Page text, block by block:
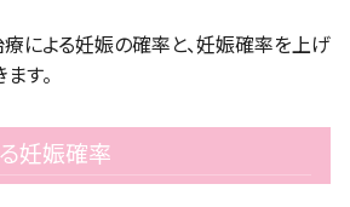
による妊娠の確率と、妊娠確率を上げ
す。
妊娠確率